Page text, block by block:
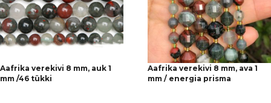
Aafrika verekivi 8 mm, auk 1
mm /46 tükki
Aafrika verekivi 8 mm, ava 1
mm / energia prisma